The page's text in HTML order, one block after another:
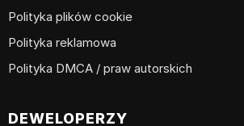
Polityka plików cookie
Polityka reklamowa
Polityka DMCA / praw autorskich
DEWELOPERZY